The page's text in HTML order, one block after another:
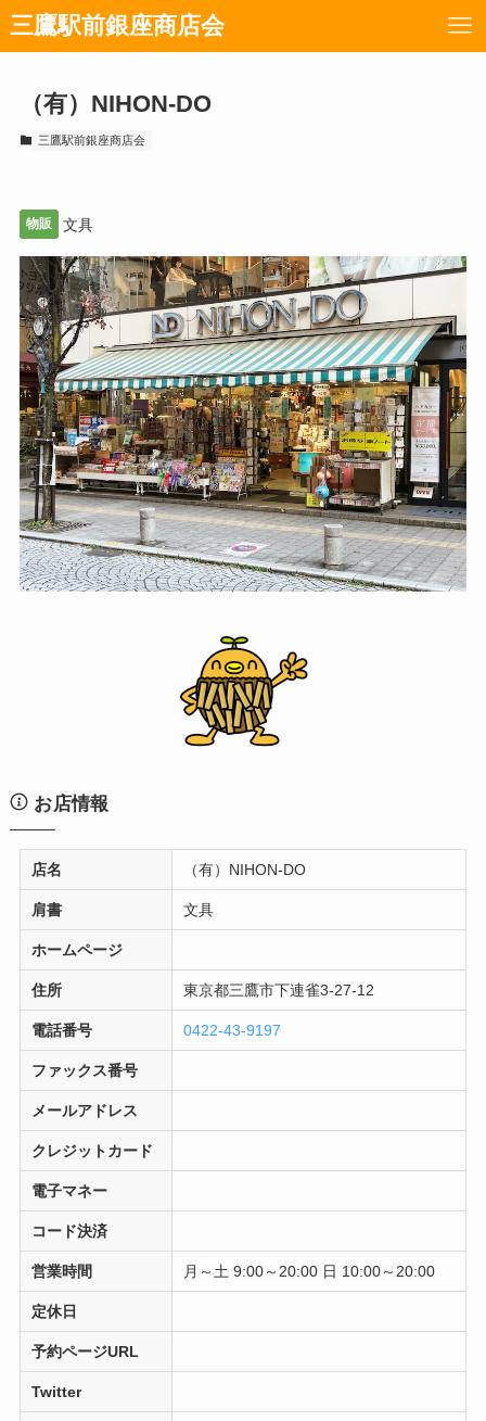
三鷹駅前銀座商店会
（有）NIHON-DO
三鷹駅前銀座商店会
物販 文具
お店情報
店名 （有）NIHON-DO
肩書 文具
ホームページ
住所 東京都三鷹市下連雀3-27-12
電話番号 0422-43-9197
ファックス番号
メールアドレス
クレジットカード
電子マネー
コード決済
営業時間 月～土 9:00～20:00 日 10:00～20:00
定休日
予約ページURL
Twitter